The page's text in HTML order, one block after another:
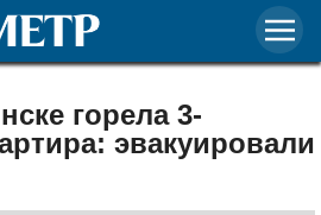
горела 3-
эвакуировали